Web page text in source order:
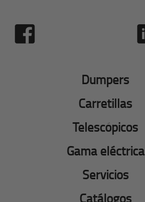
Dumpers
Carretillas
Telescópicos
Gama eléctrica
Servicios
Catálogos